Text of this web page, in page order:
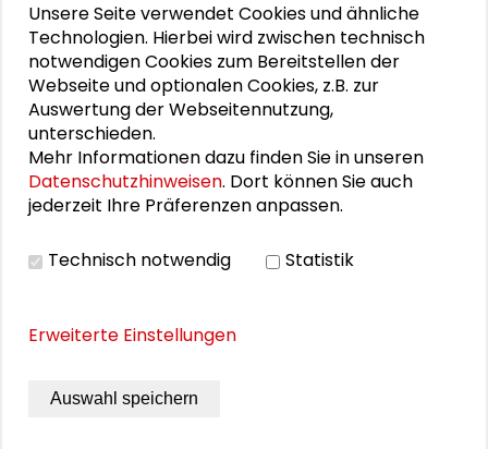
Personen im Kontext
Marius Albiez
Annika Fricke
Roger Häußling
Hanna Zapp
Unsere Seite verwendet Cookies und ähnliche
Technologien. Hierbei wird zwischen technisch
notwendigen Cookies zum Bereitstellen der
Webseite und optionalen Cookies, z.B. zur
Auswertung der Webseitennutzung,
unterschieden.
Mehr Informationen dazu finden Sie in unseren
Datenschutzhinweisen. Dort können Sie auch
jederzeit Ihre Präferenzen anpassen.
Technisch notwendig Statistik
Erweiterte Einstellungen
Auswahl speichern